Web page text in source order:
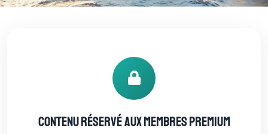
Contenu réservé aux membres Premium